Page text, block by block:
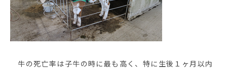
牛の死亡率は子牛の時に最も高く、特に生後１ヶ月以内